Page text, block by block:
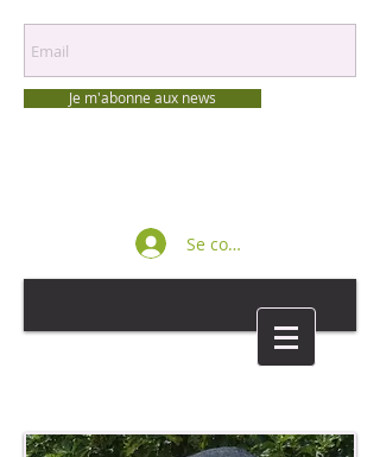
Je m'abonne aux news
Se connecter